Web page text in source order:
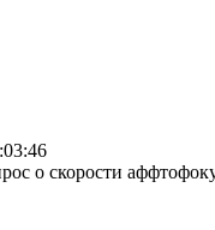
о скорости